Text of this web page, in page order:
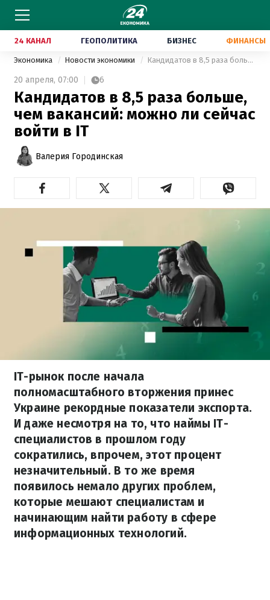
24 КАНАЛ ГЕОПОЛИТИКА БИЗНЕС ФИНАНСЫ
Экономика Новости экономики Кандидатов в 8,5 раза больше, чем вакансий: можно ли сейчас войти в IT
20 апреля, 07:00 6
Кандидатов в 8,5 раза больше,
чем вакансий: можно ли сейчас
войти в IT
Валерия Городинская
IT-рынок после начала
полномасштабного вторжения принес
Украине рекордные показатели экспорта.
И даже несмотря на то, что наймы IT-
специалистов в прошлом году
сократились, впрочем, этот процент
незначительный. В то же время
появилось немало других проблем,
которые мешают специалистам и
начинающим найти работу в сфере
информационных технологий.